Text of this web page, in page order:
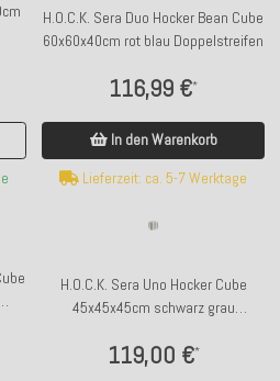
H.O.C.K. Sera Duo Hocker Bean Cube
60x60x40cm rot blau Doppelstreifen
116,99 €*
In den Warenkorb
Lieferzeit: ca. 5-7 Werktage
H.O.C.K. Sera Uno Hocker Cube
45x45x45cm schwarz grau
119,00 €*